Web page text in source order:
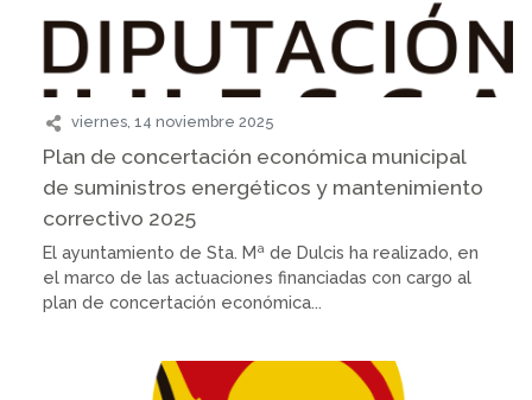
viernes, 14 noviembre 2025
Plan de concertación económica municipal
de suministros energéticos y mantenimiento
correctivo 2025
El ayuntamiento de Sta. Mª de Dulcis ha realizado, en
el marco de las actuaciones financiadas con cargo al
plan de concertación económica...